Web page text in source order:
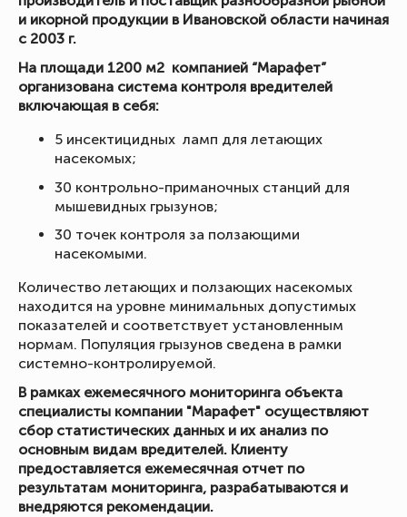
и икорной продукции в Ивановской области начиная
с 2003 г.
На площади 1200 м2 компанией “Марафет”
организована система контроля вредителей
включающая в себя:
5 инсектицидных ламп для летающих
насекомых;
30 контрольно-приманочных станций для
мышевидных грызунов;
30 точек контроля за ползающими
насекомыми.
Количество летающих и ползающих насекомых
находится на уровне минимальных допустимых
показателей и соответствует установленным
нормам. Популяция грызунов сведена в рамки
системно-контролируемой.
В рамках ежемесячного мониторинга объекта
специалисты компании "Марафет" осуществляют
сбор статистических данных и их анализ по
основным видам вредителей. Клиенту
предоставляется ежемесячная отчет по
результатам мониторинга, разрабатываются и
внедряются рекомендации.